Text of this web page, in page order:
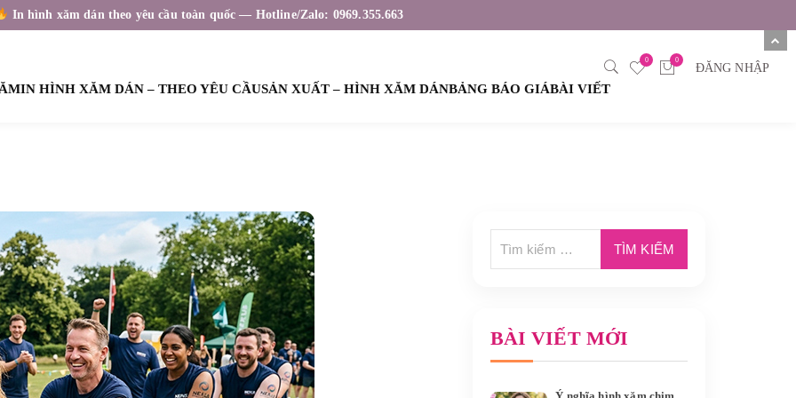
In hình xăm dán theo yêu cầu toàn quốc — Hotline/Zalo: 0969.355.663
IN HÌNH XĂM DÁN – THEO YÊU CẦUSẢN XUẤT – HÌNH XĂM DÁNBẢNG BÁO GIÁBÀI VIẾT
0 0
ĐĂNG NHẬP
BÀI VIẾT MỚI